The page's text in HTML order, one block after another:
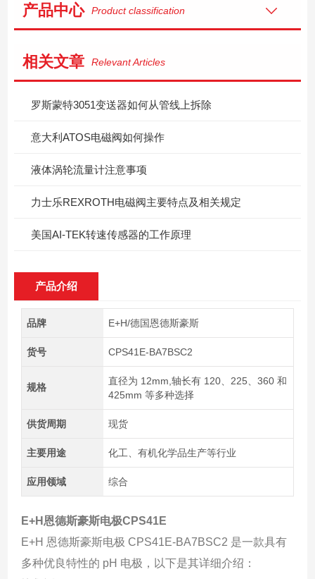
产品中心 Product classification
相关文章 Relevant Articles
罗斯蒙特3051变送器如何从管线上拆除
意大利ATOS电磁阀如何操作
液体涡轮流量计注意事项
力士乐REXROTH电磁阀主要特点及相关规定
美国AI-TEK转速传感器的工作原理
产品介绍
品牌 E+H/德国恩德斯豪斯
货号 CPS41E-BA7BSC2
规格
直径为 12mm,轴长有 120、225、360 和
425mm 等多种选择
供货周期 现货
主要用途 化工、有机化学品生产等行业
应用领域 综合
E+H恩德斯豪斯电极CPS41E
E+H 恩德斯豪斯电极 CPS41E-BA7BSC2 是一款具有
多种优良特性的 pH 电极，以下是其详细介绍：